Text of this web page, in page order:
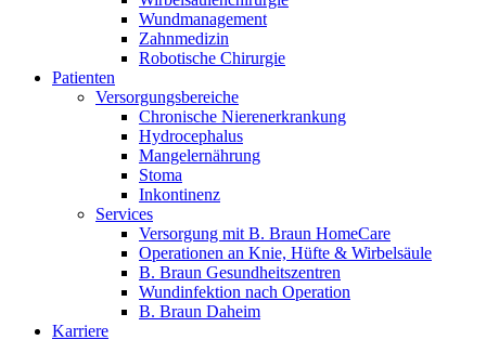
Wundmanagement
Zahnmedizin
Robotische Chirurgie
Patienten
Versorgungsbereiche
Chronische Nierenerkrankung
Hydrocephalus
Mangelernährung
Stoma
Inkontinenz
Services
Versorgung mit B. Braun HomeCare
Operationen an Knie, Hüfte & Wirbelsäule
B. Braun Gesundheitszentren
Wundinfektion nach Operation
B. Braun Daheim
Karriere